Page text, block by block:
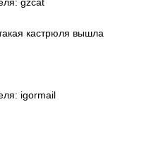
кастрюля вышла
igormail